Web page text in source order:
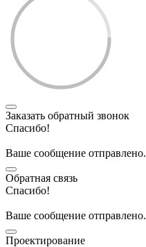
Заказать обратный звонок
Спасибо!
Ваше сообщение отправлено.
Обратная связь
Спасибо!
Ваше сообщение отправлено.
Проектирование